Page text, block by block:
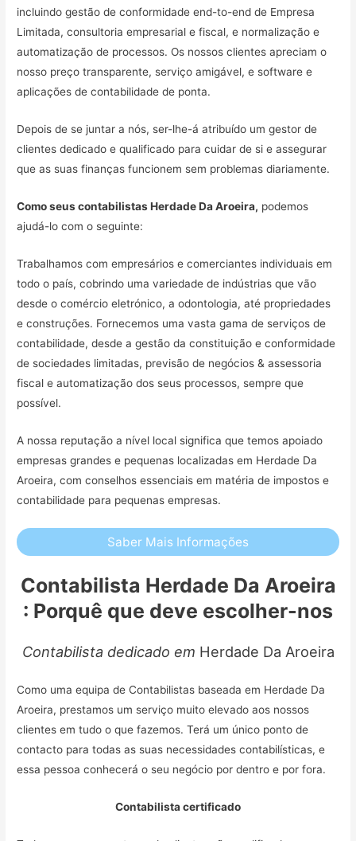
incluindo gestão de conformidade end-to-end de Empresa
Limitada, consultoria empresarial e fiscal, e normalização e
automatização de processos. Os nossos clientes apreciam o
nosso preço transparente, serviço amigável, e software e
aplicações de contabilidade de ponta.
Depois de se juntar a nós, ser-lhe-á atribuído um gestor de
clientes dedicado e qualificado para cuidar de si e assegurar
que as suas finanças funcionem sem problemas diariamente.
Como seus contabilistas Herdade Da Aroeira, podemos
ajudá-lo com o seguinte:
Trabalhamos com empresários e comerciantes individuais em
todo o país, cobrindo uma variedade de indústrias que vão
desde o comércio eletrónico, a odontologia, até propriedades
e construções. Fornecemos uma vasta gama de serviços de
contabilidade, desde a gestão da constituição e conformidade
de sociedades limitadas, previsão de negócios & assessoria
fiscal e automatização dos seus processos, sempre que
possível.
A nossa reputação a nível local significa que temos apoiado
empresas grandes e pequenas localizadas em Herdade Da
Aroeira, com conselhos essenciais em matéria de impostos e
contabilidade para pequenas empresas.
Saber Mais Informações
Contabilista Herdade Da Aroeira
: Porquê que deve escolher-nos
Contabilista dedicado em Herdade Da Aroeira
Como uma equipa de Contabilistas baseada em Herdade Da
Aroeira, prestamos um serviço muito elevado aos nossos
clientes em tudo o que fazemos. Terá um único ponto de
contacto para todas as suas necessidades contabilísticas, e
essa pessoa conhecerá o seu negócio por dentro e por fora.
Contabilista certificado